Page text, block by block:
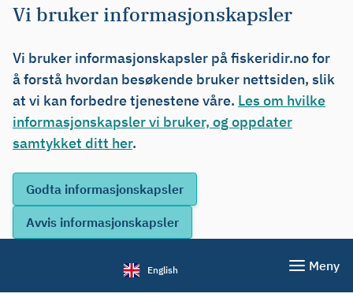
Vi bruker informasjonskapsler
Vi bruker informasjonskapsler på fiskeridir.no for
å forstå hvordan besøkende bruker nettsiden, slik
at vi kan forbedre tjenestene våre. Les om hvilke
informasjonskapsler vi bruker, og oppdater
samtykket ditt her.
English Meny